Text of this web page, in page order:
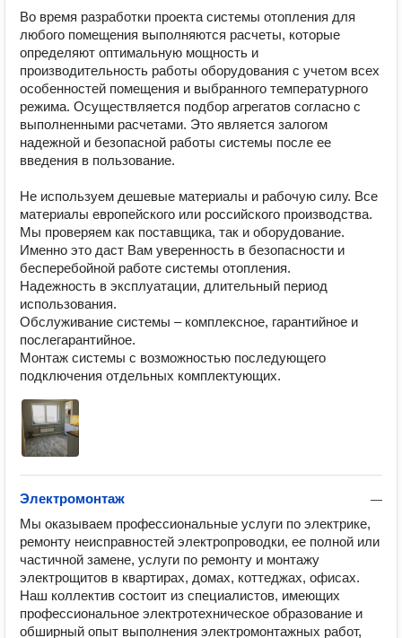
Во время разработки проекта системы отопления для
любого помещения выполняются расчеты, которые
определяют оптимальную мощность и
производительность работы оборудования с учетом всех
особенностей помещения и выбранного температурного
режима. Осуществляется подбор агрегатов согласно с
выполненными расчетами. Это является залогом
надежной и безопасной работы системы после ее
введения в пользование.
Не используем дешевые материалы и рабочую силу. Все
материалы европейского или российского производства.
Мы проверяем как поставщика, так и оборудование.
Именно это даст Вам уверенность в безопасности и
бесперебойной работе системы отопления.
Надежность в эксплуатации, длительный период
использования.
Обслуживание системы – комплексное, гарантийное и
послегарантийное.
Монтаж системы с возможностью последующего
подключения отдельных комплектующих.
—
Электромонтаж
Мы оказываем профессиональные услуги по электрике,
ремонту неисправностей электропроводки, ее полной или
частичной замене, услуги по ремонту и монтажу
электрощитов в квартирах, домах, коттеджах, офисах.
Наш коллектив состоит из специалистов, имеющих
профессиональное электротехническое образование и
обширный опыт выполнения электромонтажных работ,